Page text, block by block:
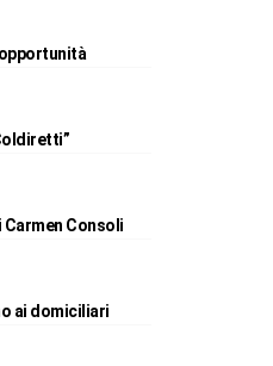
Consoli
ai domiciliari